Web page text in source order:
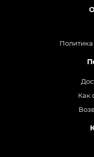
Как